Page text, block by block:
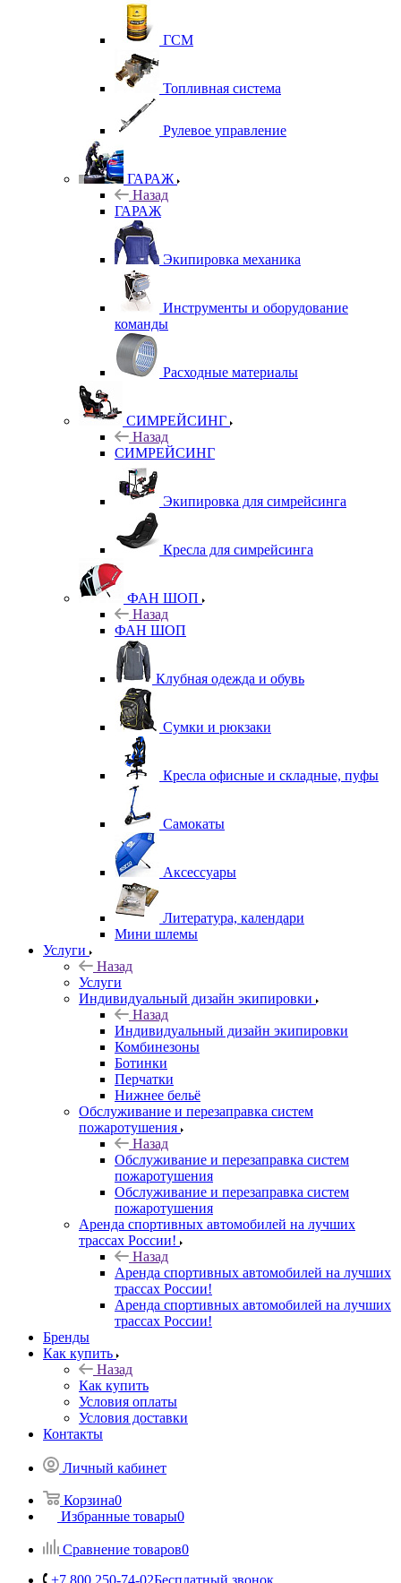
ГСМ
Топливная система
Рулевое управление
ГАРАЖ
Назад
ГАРАЖ
Экипировка механика
Инструменты и оборудование
команды
Расходные материалы
СИМРЕЙСИНГ
Назад
СИМРЕЙСИНГ
Экипировка для симрейсинга
Кресла для симрейсинга
ФАН ШОП
Назад
ФАН ШОП
Клубная одежда и обувь
Сумки и рюкзаки
Кресла офисные и складные, пуфы
Самокаты
Аксессуары
Литература, календари
Мини шлемы
Услуги
Назад
Услуги
Индивидуальный дизайн экипировки
Назад
Индивидуальный дизайн экипировки
Комбинезоны
Ботинки
Перчатки
Нижнее бельё
Обслуживание и перезаправка систем
пожаротушения
Назад
Обслуживание и перезаправка систем
пожаротушения
Обслуживание и перезаправка систем
пожаротушения
Аренда спортивных автомобилей на лучших
трассах России!
Назад
Аренда спортивных автомобилей на лучших
трассах России!
Аренда спортивных автомобилей на лучших
трассах России!
Бренды
Как купить
Назад
Как купить
Условия оплаты
Условия доставки
Контакты
Личный кабинет
Корзина0
Избранные товары0
Сравнение товаров0
+7 800 250-74-02Бесплатный звонок